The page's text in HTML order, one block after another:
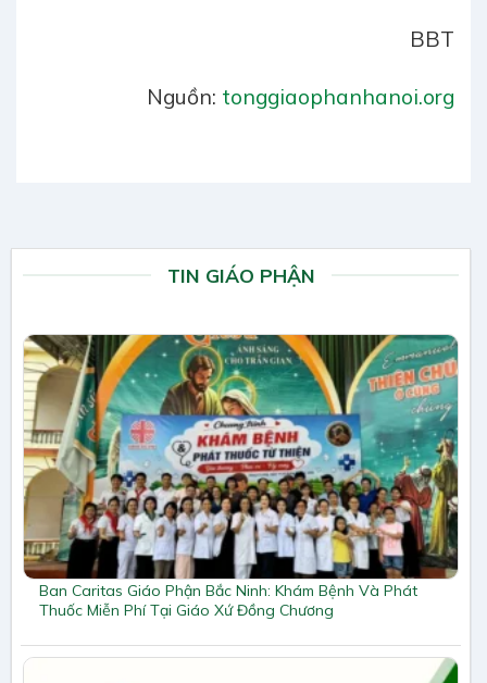
BBT
Nguồn: tonggiaophanhanoi.org
TIN GIÁO PHẬN
Ban Caritas Giáo Phận Bắc Ninh: Khám Bệnh Và Phát
Thuốc Miễn Phí Tại Giáo Xứ Đồng Chương